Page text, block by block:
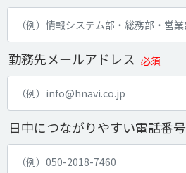
勤務先メールアドレス 必須
日中につながりやすい電話番号